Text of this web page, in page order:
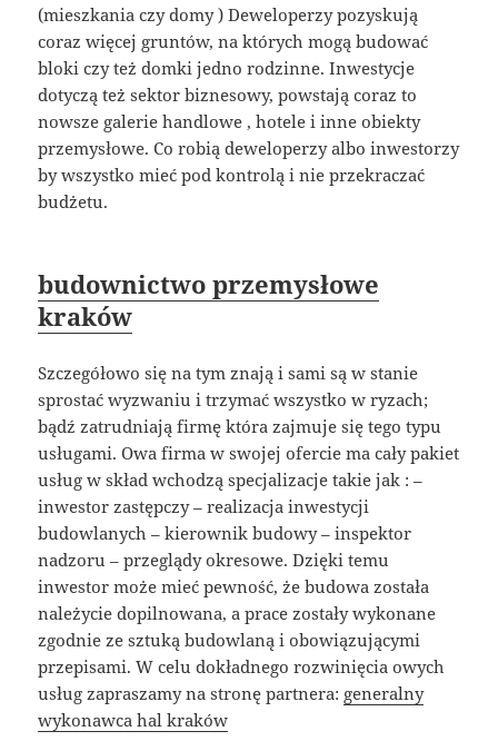
(mieszkania czy domy ) Deweloperzy pozyskują
coraz więcej gruntów, na których mogą budować
bloki czy też domki jedno rodzinne. Inwestycje
dotyczą też sektor biznesowy, powstają coraz to
nowsze galerie handlowe , hotele i inne obiekty
przemysłowe. Co robią deweloperzy albo inwestorzy
by wszystko mieć pod kontrolą i nie przekraczać
budżetu.
budownictwo przemysłowe
kraków
Szczegółowo się na tym znają i sami są w stanie
sprostać wyzwaniu i trzymać wszystko w ryzach;
bądź zatrudniają firmę która zajmuje się tego typu
usługami. Owa firma w swojej ofercie ma cały pakiet
usług w skład wchodzą specjalizacje takie jak : –
inwestor zastępczy – realizacja inwestycji
budowlanych – kierownik budowy – inspektor
nadzoru – przeglądy okresowe. Dzięki temu
inwestor może mieć pewność, że budowa została
należycie dopilnowana, a prace zostały wykonane
zgodnie ze sztuką budowlaną i obowiązującymi
przepisami. W celu dokładnego rozwinięcia owych
usług zapraszamy na stronę partnera: generalny
wykonawca hal kraków